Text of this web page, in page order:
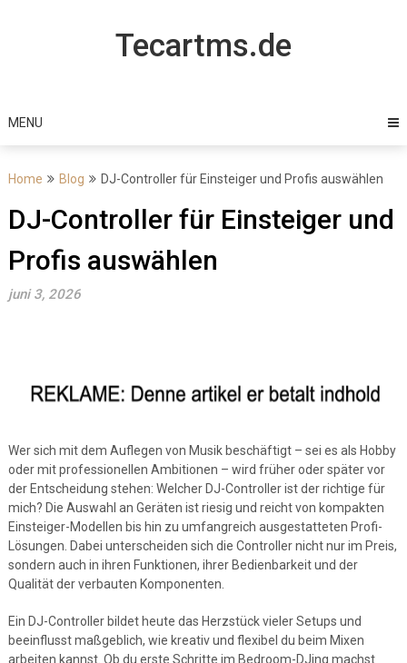
Tecartms.de
MENU
Home Blog DJ-Controller für Einsteiger und Profis auswählen
DJ-Controller für Einsteiger und
Profis auswählen
juni 3, 2026
Wer sich mit dem Auflegen von Musik beschäftigt – sei es als Hobby
oder mit professionellen Ambitionen – wird früher oder später vor
der Entscheidung stehen: Welcher DJ-Controller ist der richtige für
mich? Die Auswahl an Geräten ist riesig und reicht von kompakten
Einsteiger-Modellen bis hin zu umfangreich ausgestatteten Profi-
Lösungen. Dabei unterscheiden sich die Controller nicht nur im Preis,
sondern auch in ihren Funktionen, ihrer Bedienbarkeit und der
Qualität der verbauten Komponenten.
Ein DJ-Controller bildet heute das Herzstück vieler Setups und
beeinflusst maßgeblich, wie kreativ und flexibel du beim Mixen
arbeiten kannst. Ob du erste Schritte im Bedroom-DJing machst